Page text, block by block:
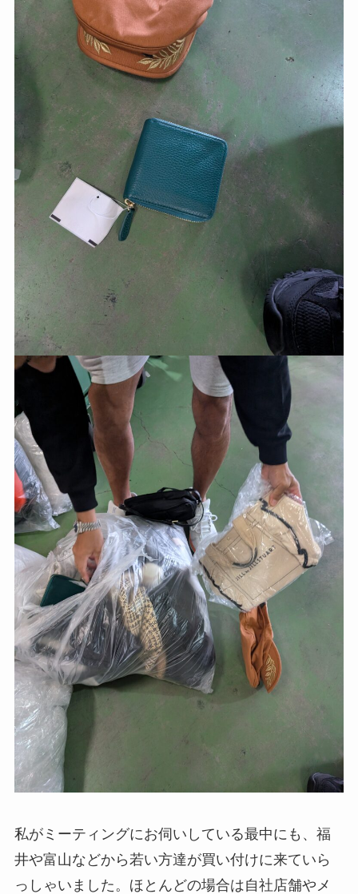
私がミーティングにお伺いしている最中にも、福
井や富山などから若い方達が買い付けに来ていら
っしゃいました。ほとんどの場合は自社店舗やメ